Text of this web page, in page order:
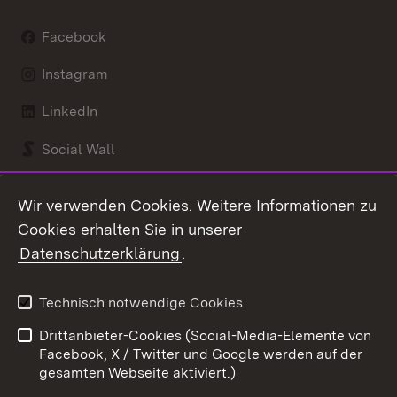
Facebook
Instagram
LinkedIn
Social Wall
Kontakt
Barrierefreiheit
Impressum
Cookies
Wir verwenden Cookies. Weitere Informationen zu
Cookies erhalten Sie in unserer
Datenschutzerklärung.
Technisch notwendige Cookies
Drittanbieter-Cookies (Social-Media-Elemente von
Facebook, X / Twitter und Google werden auf der
gesamten Webseite aktiviert.)